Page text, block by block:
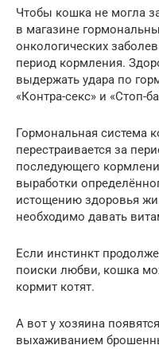
Чтобы кошка не могла
в магазине
онкологических
период кормления.
выдержать удара по
«Контра-секс» и «Стоп-
Гормональная система
перестраивается за
последующего
выработки
истощению здоровья
необходимо давать
Если инстинкт
поиски любви, кошка
кормит котят.
А вот у хозяина
выхаживанием